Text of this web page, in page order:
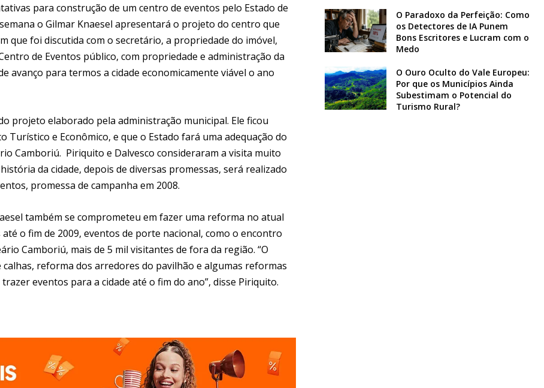
para construção de um centro de eventos pelo Estado de
o Gilmar Knaesel apresentará o projeto do centro que
que foi discutida com o secretário, a propriedade do imóvel,
de Eventos público, com propriedade e administração da
avanço para termos a cidade economicamente viável o ano
projeto elaborado pela administração municipal. Ele ficou
e Econômico, e que o Estado fará uma adequação do
Camboriú. Piriquito e Dalvesco consideraram a visita muito
da cidade, depois de diversas promessas, será realizado
promessa de campanha em 2008.
também se comprometeu em fazer uma reforma no atual
o fim de 2009, eventos de porte nacional, como o encontro
Camboriú, mais de 5 mil visitantes de fora da região. “O
reforma dos arredores do pavilhão e algumas reformas
eventos para a cidade até o fim do ano”, disse Piriquito.
O Paradoxo da Perfeição: Como
os Detectores de IA Punem
Bons Escritores e Lucram com o
Medo
O Ouro Oculto do Vale Europeu:
Por que os Municípios Ainda
Subestimam o Potencial do
Turismo Rural?